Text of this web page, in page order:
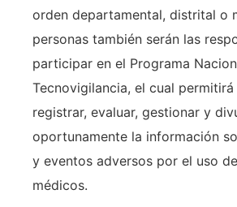
orden departamental, distrital o
personas también serán las
participar en el Programa
Tecnovigilancia, el cual
registrar, evaluar, gestionar y
oportunamente la información
y eventos adversos por el uso
médicos.